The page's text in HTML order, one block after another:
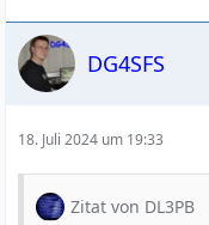
DG4SFS
18. Juli 2024 um 19:33
Zitat von DL3PB